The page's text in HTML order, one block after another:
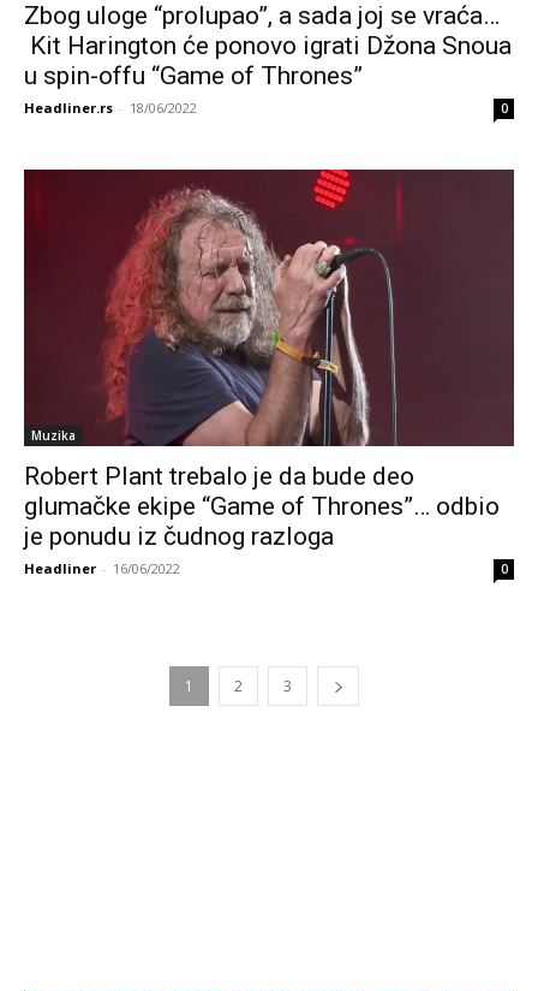
Zbog uloge “prolupao”, a sada joj se vraća…
Kit Harington će ponovo igrati Džona Snoua
u spin-offu “Game of Thrones”
Headliner.rs - 18/06/2022 0
Muzika
Robert Plant trebalo je da bude deo
glumačke ekipe “Game of Thrones”… odbio
je ponudu iz čudnog razloga
Headliner - 16/06/2022 0
1 2 3